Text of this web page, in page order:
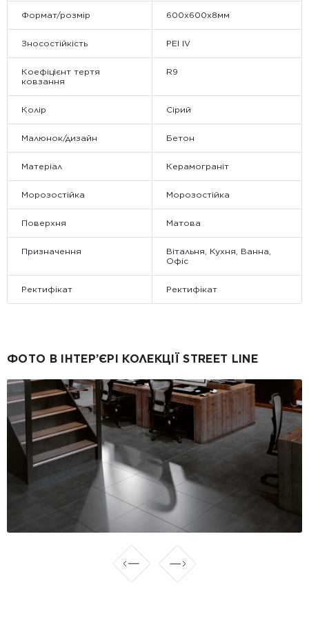
Формат/розмір 600х600х8мм
Зносостійкість PEI IV
Коефіцієнт тертя
ковзання
R9
Колір Сірий
Малюнок/дизайн Бетон
Матеріал Керамограніт
Морозостійка Морозостійка
Поверхня Матова
Призначення
Вітальня, Кухня, Ванна,
Офіс
Ректифікат Ректифікат
ФОТО В ІНТЕР’ЄРІ КОЛЕКЦІЇ STREET LINE